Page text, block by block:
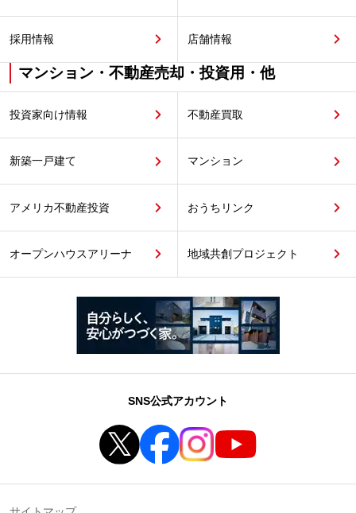
採用情報 店舗情報
マンション・不動産売却・投資用・他
投資家向け情報 不動産買取
新築一戸建て マンション
アメリカ不動産投資 おうちリンク
オープンハウスアリーナ 地域共創プロジェクト
SNS公式アカウント